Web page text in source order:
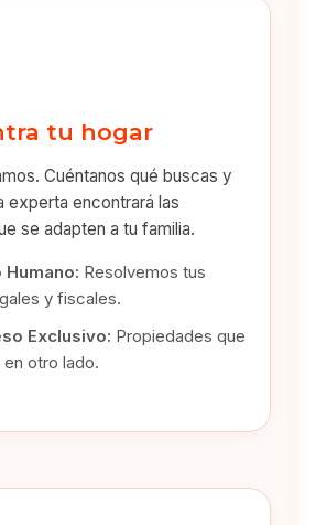
tu hogar
Cuéntanos qué buscas y
experta encontrará las
se adapten a tu familia.
Humano: Resolvemos tus
y fiscales.
Exclusivo: Propiedades que
otro lado.